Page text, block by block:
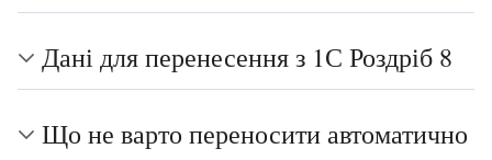
Дані для перенесення з 1С Роздріб 8
Що не варто переносити автоматично